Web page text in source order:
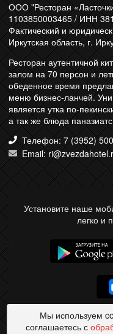
ООО "Ресторан
1103850003465 / ИНН
Фактический и
Иркутская область, г.
Ресторан аутентичной
залом на 70 персон и
обеденное время
меню бизнес-ланчей.
является утка по-
а так же блюда
Телефон: 7 (3952)
Email:
Установите наше
легко и
Мы используем
соглашаетесь с